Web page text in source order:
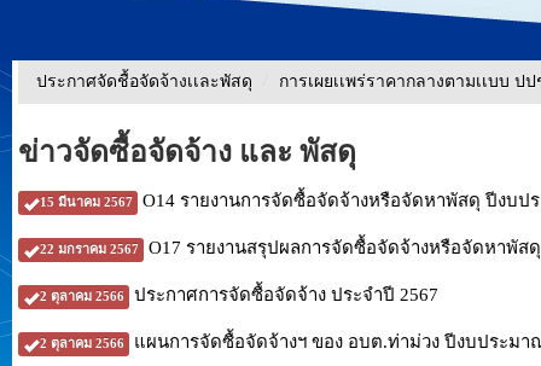
ประกาศจัดชื้อจัดจ้างเเละพัสดุ / การเผยเเพร่ราคากลางตามเเบบ ป
ข่าวจัดซื้อจัดจ้าง และ พัสดุ
15 มีนาคม 2567 O14 รายงานการจัดซื้อจัดจ้างหรือจัดหาพัสดุ ปีงบป
22 มกราคม 2567 O17 รายงานสรุปผลการจัดซื้อจัดจ้างหรือจัดหาพัส
2 ตุลาคม 2566 ประกาศการจัดซื้อจัดจ้าง ประจำปี 2567
2 ตุลาคม 2566 แผนการจัดซื้อจัดจ้างฯ ของ อบต.ท่าม่วง ปีงบประมา